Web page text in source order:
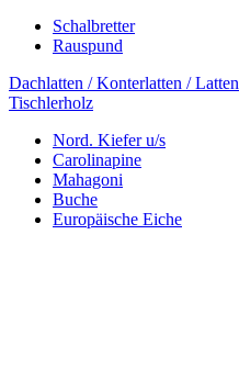
Schalbretter
Rauspund
Dachlatten / Konterlatten / Latten
Tischlerholz
Nord. Kiefer u/s
Carolinapine
Mahagoni
Buche
Europäische Eiche